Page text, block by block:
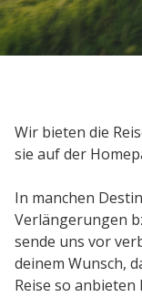
Wir bieten die
sie auf der
In manchen
Verlängerungen
sende uns vor
deinem Wunsch,
Reise so anbieten